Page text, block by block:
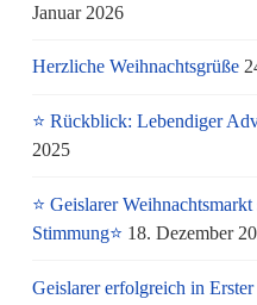
Januar 2026
Herzliche Weihnachtsgrüße
⭐ Rückblick: Lebendiger
2025
⭐ Geislarer
Stimmung⭐ 18. Dezember
Geislarer erfolgreich in